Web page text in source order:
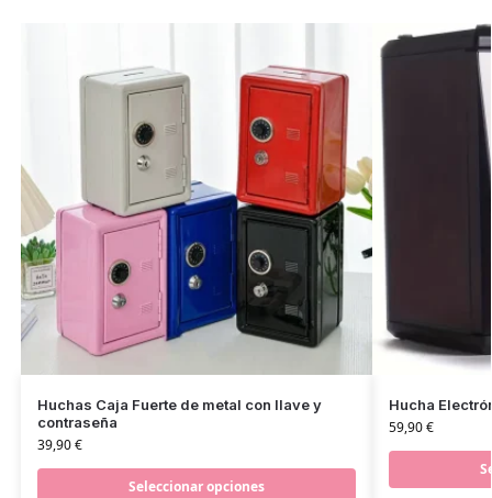
Huchas Caja Fuerte de metal con llave y
contraseña
39,90€
Seleccionar opciones
Hucha
59,90€